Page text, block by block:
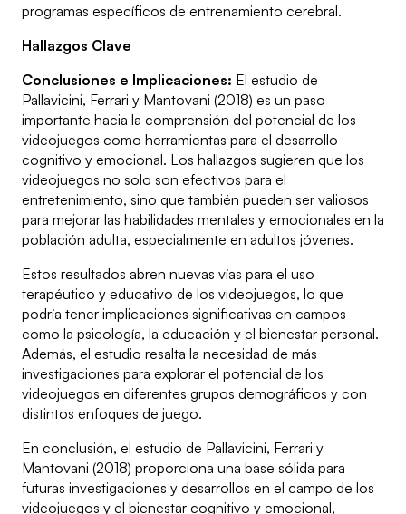
programas específicos de entrenamiento cerebral.
Hallazgos Clave
Conclusiones e Implicaciones: El estudio de
Pallavicini, Ferrari y Mantovani (2018) es un paso
importante hacia la comprensión del potencial de los
videojuegos como herramientas para el desarrollo
cognitivo y emocional. Los hallazgos sugieren que los
videojuegos no solo son efectivos para el
entretenimiento, sino que también pueden ser valiosos
para mejorar las habilidades mentales y emocionales en la
población adulta, especialmente en adultos jóvenes.
Estos resultados abren nuevas vías para el uso
terapéutico y educativo de los videojuegos, lo que
podría tener implicaciones significativas en campos
como la psicología, la educación y el bienestar personal.
Además, el estudio resalta la necesidad de más
investigaciones para explorar el potencial de los
videojuegos en diferentes grupos demográficos y con
distintos enfoques de juego.
En conclusión, el estudio de Pallavicini, Ferrari y
Mantovani (2018) proporciona una base sólida para
futuras investigaciones y desarrollos en el campo de los
videojuegos y el bienestar cognitivo y emocional,